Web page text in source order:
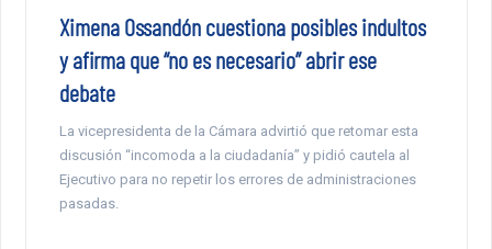
Ximena Ossandón cuestiona posibles indultos
y afirma que “no es necesario” abrir ese
debate
La vicepresidenta de la Cámara advirtió que retomar esta
discusión “incomoda a la ciudadanía” y pidió cautela al
Ejecutivo para no repetir los errores de administraciones
pasadas.